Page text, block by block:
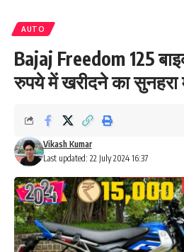
AUTO
Bajaj Freedom 125
रुपये में खरीदने का सुनहरा
Last updated: 22 July 2024 16:37
Vikash Kumar